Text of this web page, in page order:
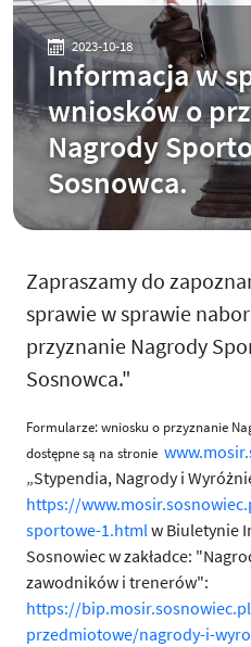
2023-10-18
Informacja w
wniosków o
Nagrody
Sosnowca.
Zapraszamy do
sprawie w sprawie
przyznanie Nagrody
Sosnowca."
Formularze: wniosku o przyznanie
dostępne są na stronie
„Stypendia, Nagrody i
https://
sportowe-1.htmlw Biuletynie
Sosnowiec w zakładce:
zawodników i trenerów":
https://
przedmiotowe/nagrody-i-